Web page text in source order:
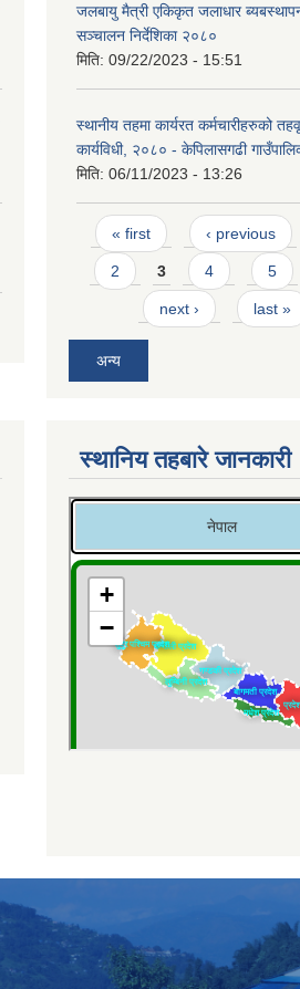
जलबायु मैत्री एकिकृत जलाधार
सञ्चालन निर्देशिका २०८०
मिति: 09/22/2023 - 15:51
स्थानीय तहमा कार्यरत कर्मचारीहरुको
कार्यविधी, २०८० - केपिलासगढी
मिति: 06/11/2023 - 13:26
Pages
« first ‹ previous
2 3 4 5
next › last »
अन्य
स्थानिय तहबारे जानकारी